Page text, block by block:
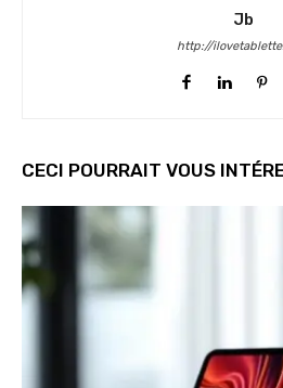
Jb
http://
CECI POURRAIT VOUS